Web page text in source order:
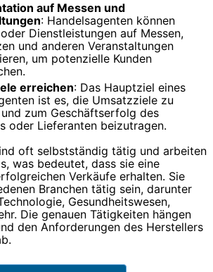
auf Messen und
: Handelsagenten können
Dienstleistungen auf Messen,
und anderen Veranstaltungen
um potenzielle Kunden
erreichen: Das Hauptziel eines
ist es, die Umsatzziele zu
zum Geschäftserfolg des
oder Lieferanten beizutragen.
oft selbstständig tätig und arbeiten
was bedeutet, dass sie eine
Verkäufe erhalten. Sie
Branchen tätig sein, darunter
Gesundheitswesen,
Die genauen Tätigkeiten hängen
den Anforderungen des Herstellers